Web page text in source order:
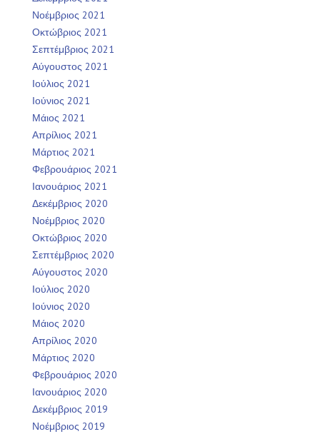
Νοέμβριος 2021
Οκτώβριος 2021
Σεπτέμβριος 2021
Αύγουστος 2021
Ιούλιος 2021
Ιούνιος 2021
Μάιος 2021
Απρίλιος 2021
Μάρτιος 2021
Φεβρουάριος 2021
Ιανουάριος 2021
Δεκέμβριος 2020
Νοέμβριος 2020
Οκτώβριος 2020
Σεπτέμβριος 2020
Αύγουστος 2020
Ιούλιος 2020
Ιούνιος 2020
Μάιος 2020
Απρίλιος 2020
Μάρτιος 2020
Φεβρουάριος 2020
Ιανουάριος 2020
Δεκέμβριος 2019
Νοέμβριος 2019